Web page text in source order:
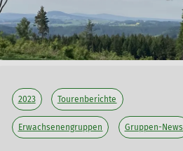
2023 Tourenberichte
Erwachsenengruppen Gruppen-News